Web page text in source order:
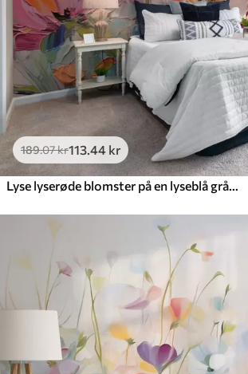
Premium vinyl
516 .67310 .00kr/m²
Peel and Stick
666 .00
189.07kr113 .44 kr